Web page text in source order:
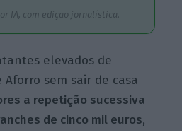
IA, com edição jornalística.
elevados de
Aforro sem sair de casa
a repetição sucessiva
de cinco mil euros,